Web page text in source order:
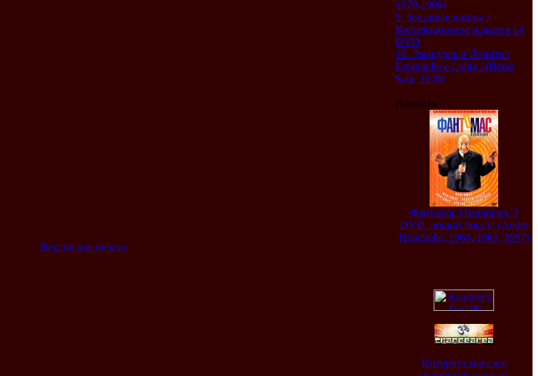
Версия для печати
1979-1998)
9. Звездные войны /
Коллекционное издание 14
DVD
10. Эмануэль и Лолита /
Emanuelle e Lolita / (Henri
Sala, 1978)
Новинки
Фантомас (Трилогия, 3
DVD, общий бокс) / (Andre
Hunebelle, 1964, 1965, 1967)
Интернет магазин